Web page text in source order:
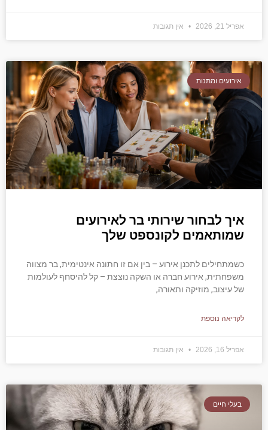
אפריל 21, 2026 אין תגובות
אירועים ומתנות
איך לבחור שירותי בר לאירועים
שמותאמים לקונספט שלך
כשמתחילים לתכנן אירוע – בין אם זו חתונה אינטימית, בר מצווה
משפחתית, אירוע חברה או השקה נוצצת – קל להיסחף לעולמות
של עיצוב, מוזיקה ותאורה,
לקריאה נוספת
אפריל 16, 2026 אין תגובות
בעלי חיים